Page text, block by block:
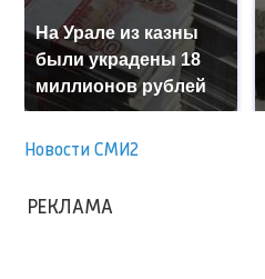
На Урале из казны
были украдены 18
миллионов рублей
Новости СМИ2
РЕКЛАМА